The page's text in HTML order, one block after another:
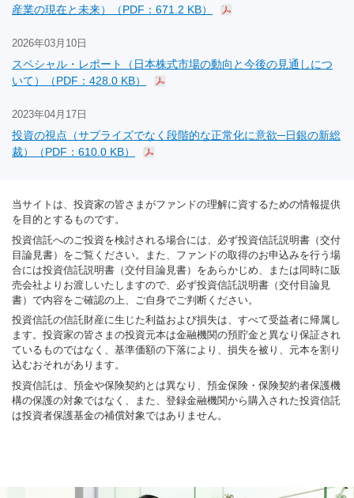
産業の現在と未来）（PDF：671.2 KB）
2026年03月10日
スペシャル・レポート（日本株式市場の動向と今後の見通しにつ
いて）（PDF：428.0 KB）
2023年04月17日
投資の視点（サプライズでなく段階的な正常化に意欲─日銀の新総
裁）（PDF：610.0 KB）
当サイトは、投資家の皆さまがファンドの理解に資するための情報提供
を目的とするものです。
投資信託へのご投資を検討される場合には、必ず投資信託説明書（交付
目論見書）をご覧ください。また、ファンドの取得のお申込みを行う場
合には投資信託説明書（交付目論見書）をあらかじめ、または同時に販
売会社よりお渡しいたしますので、必ず投資信託説明書（交付目論見
書）で内容をご確認の上、ご自身でご判断ください。
投資信託の信託財産に生じた利益および損失は、すべて受益者に帰属し
ます。投資家の皆さまの投資元本は金融機関の預貯金と異なり保証され
ているものではなく、基準価額の下落により、損失を被り、元本を割り
込むおそれがあります。
投資信託は、預金や保険契約とは異なり、預金保険・保険契約者保護機
構の保護の対象ではなく、また、登録金融機関から購入された投資信託
は投資者保護基金の補償対象ではありません。